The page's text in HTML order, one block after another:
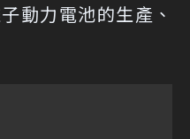
動力電池的生產、